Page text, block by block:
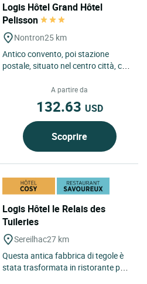
Logis Hôtel Grand Hôtel
Pelisson
Nontron25 km
Antico convento, poi stazione
postale, situato nel centro città, con
all’interno dell’hotel....
A partire da
132.63 USD
Scoprire
Logis Hôtel le Relais des
Tuileries
Sereilhac27 km
Questa antica fabbrica di tegole è
stata trasformata in ristorante poi